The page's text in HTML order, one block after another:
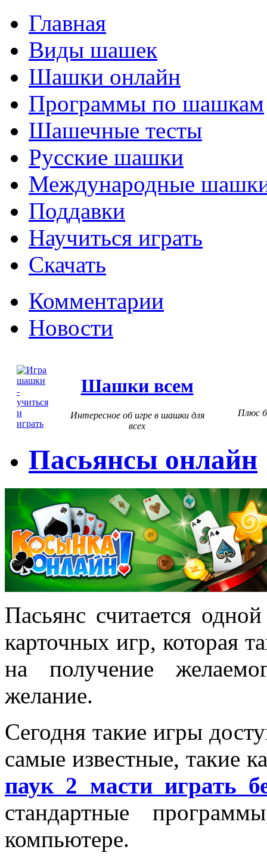
Главная
Виды шашек
Шашки онлайн
Программы по шашкам
Шашечные тесты
Русские шашки
Международные
Поддавки
Научиться играть
Скачать
Комментарии
Новости
Шашки всем
Интересное об игре в шашки для
всех
Плюс
Пасьянсы онлайн
Пасьянс считается
карточных игр, которая
на получение
желание.
Сегодня такие игры
самые известные, такие
паук 2 масти играть
стандартные
компьютере.